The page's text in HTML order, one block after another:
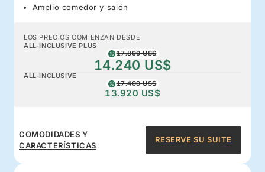
Amplio comedor y salón
LOS PRECIOS COMIENZAN DESDE
ALL-INCLUSIVE PLUS
17.800 US$
14.240 US$
ALL-INCLUSIVE
17.400 US$
13.920 US$
COMODIDADES Y
CARACTERÍSTICAS
RESERVE SU SUITE